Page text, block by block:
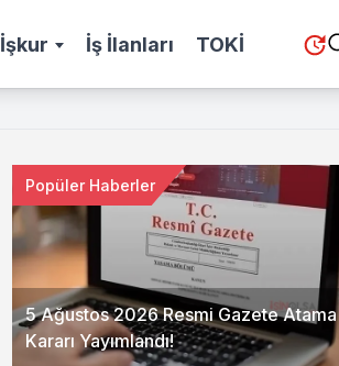
İşkur İş İlanları TOKİ
5 Ağustos 2026 Resmi Gazete Atama
Kararı Yayımlandı!
Popüler Haberler